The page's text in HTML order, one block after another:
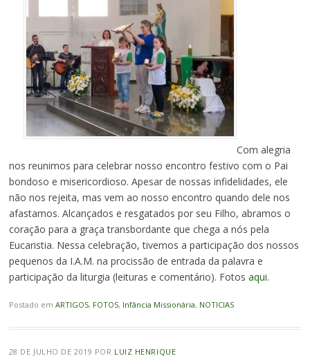
Com alegria
nos reunimos para celebrar nosso encontro festivo com o Pai
bondoso e misericordioso. Apesar de nossas infidelidades, ele
não nos rejeita, mas vem ao nosso encontro quando dele nos
afastamos. Alcançados e resgatados por seu Filho, abramos o
coração para a graça transbordante que chega a nós pela
Eucaristia. Nessa celebração, tivemos a participação dos nossos
pequenos da I.A.M. na procissão de entrada da palavra e
participação da liturgia (leituras e comentário). Fotos aqui.
Postado em ARTIGOS, FOTOS, Infância Missionária, NOTICIAS
28 DE JULHO DE 2019 POR LUIZ HENRIQUE